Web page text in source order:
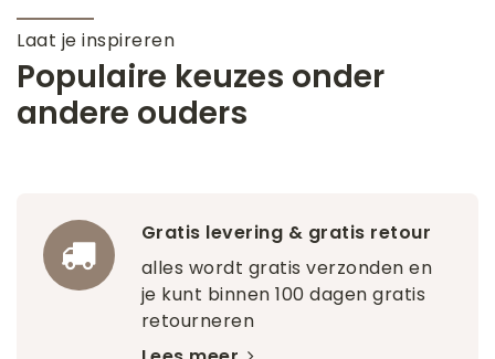
Laat je inspireren
Populaire keuzes onder
andere ouders
Gratis levering & gratis retour
alles wordt gratis verzonden en
je kunt binnen 100 dagen gratis
retourneren